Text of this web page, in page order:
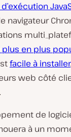
navigateur
en plus
facile à installer
web côté
.
de
à un